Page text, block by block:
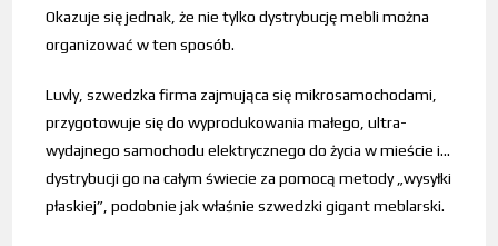
Okazuje się jednak, że nie tylko dystrybucję mebli można
organizować w ten sposób.
Luvly, szwedzka firma zajmująca się mikrosamochodami,
przygotowuje się do wyprodukowania małego, ultra-
wydajnego samochodu elektrycznego do życia w mieście i…
dystrybucji go na całym świecie za pomocą metody „wysyłki
płaskiej”, podobnie jak właśnie szwedzki gigant meblarski.